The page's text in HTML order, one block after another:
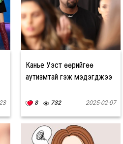
Канье Уэст өөрийгөө
аутизмтай гэж мэдэгджээ
8 732 2025-02-07